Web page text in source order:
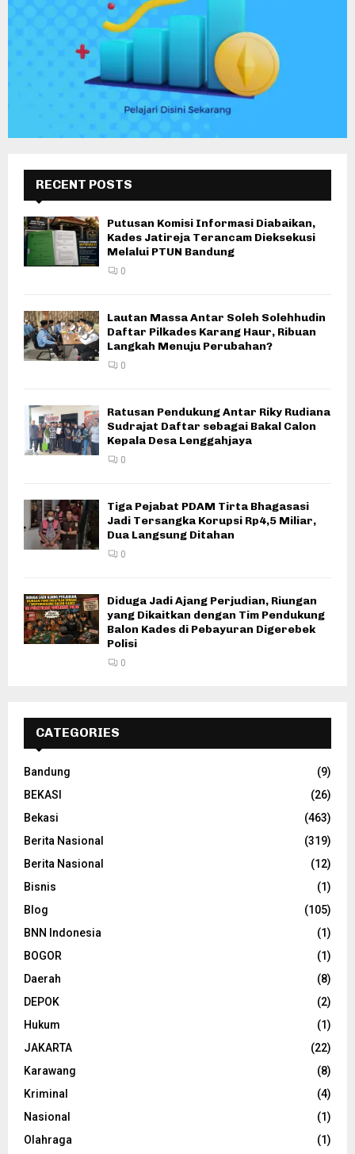
RECENT POSTS
Putusan Komisi Informasi Diabaikan,
Kades Jatireja Terancam Dieksekusi
Melalui PTUN Bandung
0
Lautan Massa Antar Soleh Solehhudin
Daftar Pilkades Karang Haur, Ribuan
Langkah Menuju Perubahan?
0
Ratusan Pendukung Antar Riky Rudiana
Sudrajat Daftar sebagai Bakal Calon
Kepala Desa Lenggahjaya
0
Tiga Pejabat PDAM Tirta Bhagasasi
Jadi Tersangka Korupsi Rp4,5 Miliar,
Dua Langsung Ditahan
0
Diduga Jadi Ajang Perjudian, Riungan
yang Dikaitkan dengan Tim Pendukung
Balon Kades di Pebayuran Digerebek
Polisi
0
CATEGORIES
Bandung
(9)
BEKASI
(26)
Bekasi
(463)
Berita Nasional
(319)
Berita Nasional
(12)
Bisnis
(1)
Blog
(105)
BNN Indonesia
(1)
BOGOR
(1)
Daerah
(8)
DEPOK
(2)
Hukum
(1)
JAKARTA
(22)
Karawang
(8)
Kriminal
(4)
Nasional
(1)
Olahraga
(1)